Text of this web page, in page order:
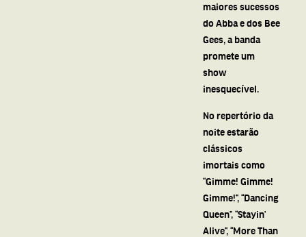
maiores sucessos
do Abba e dos Bee
Gees, a banda
promete um
show
inesquecível.
No repertório da
noite estarão
clássicos
imortais como
“Gimme! Gimme!
Gimme!”, “Dancing
Queen”, “Stayin’
Alive”, “More Than